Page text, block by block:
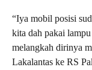
“Iya mobil posisi
kita dah pakai
melangkah dirinya
Lakalantas ke RS